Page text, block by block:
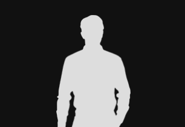
(mehr …)